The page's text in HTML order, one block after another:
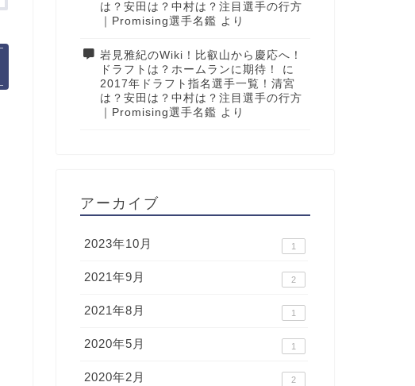
は？安田は？中村は？注目選手の行方
｜Promising選手名鑑 より
岩見雅紀のWiki！比叡山から慶応へ！
ドラフトは？ホームランに期待！
に
2017年ドラフト指名選手一覧！清宮
は？安田は？中村は？注目選手の行方
｜Promising選手名鑑 より
アーカイブ
2023年10月 1
2021年9月 2
2021年8月 1
2020年5月 1
2020年2月 2